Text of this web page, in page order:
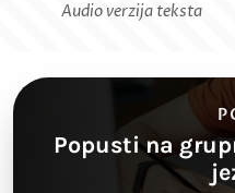
Audio verzija teksta
Popusti na